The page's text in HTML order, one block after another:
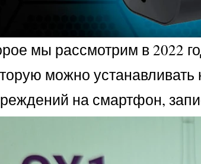
мы рассмотрим в 2022
можно
на смартфон,